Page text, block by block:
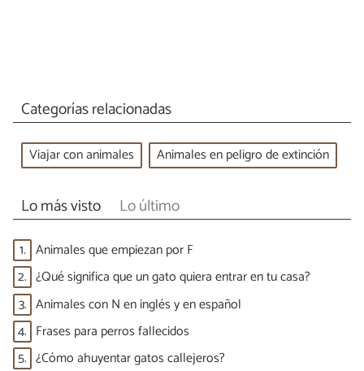
Categorías relacionadas
Viajar con animales Animales en peligro de extinción
Lo más visto Lo último
1. Animales que empiezan por F
2. ¿Qué significa que un gato quiera entrar en tu casa?
3. Animales con N en inglés y en español
4. Frases para perros fallecidos
5. ¿Cómo ahuyentar gatos callejeros?